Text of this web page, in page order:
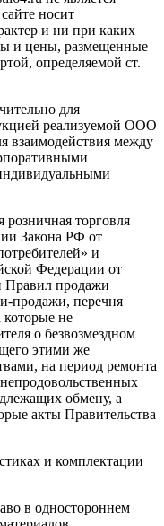
носит
и ни при каких
и цены, размещенные
определяемой ст.
для
реализуемой ООО
взаимодействия между
розничная торговля
Закона РФ от
и
Федерации от
Правил продажи
продажи, перечня
которые не
о безвозмездном
этими же
на период ремонта
обмену, а
акты Правительства
и комплектации
в одностороннем